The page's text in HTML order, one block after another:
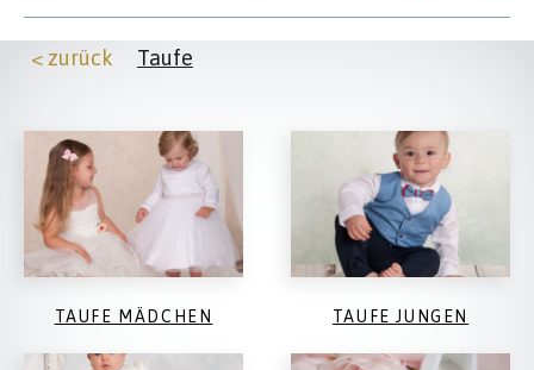
< zurück Taufe
TAUFE MÄDCHEN TAUFE JUNGEN